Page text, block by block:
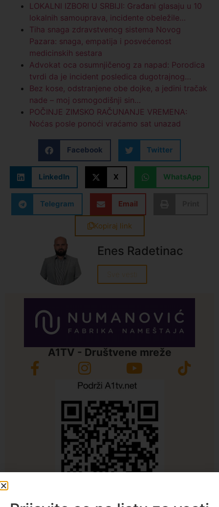
LOKALNI IZBORI U SRBIJI: Građani glasaju u 10
lokalnih samouprava, incidente obeležile…
Tiha snaga zdravstvenog sistema Novog
Pazara: snaga, empatija i posvećenost
medicinskih sestara
Advokat oca osumnjičenog za napad: Porodica
tvrdi da je incident posledica dugotrajnog…
Bez kose, odstranjene obe dojke, a jedini tračak
nade – moj osmogodišnji sin…
POČINJE ZIMSKO RAČUNANJE VREMENA:
Noćas posle ponoći vraćamo sat unazad
Facebook Twitter
LinkedIn X WhatsApp
Telegram Email
Kopiraj link
Enes Radetinac
Sve vesti
A1TV - Društvene mreže